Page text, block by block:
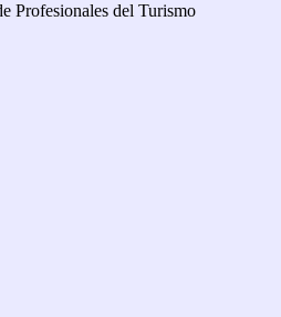
Profesionales del Turismo